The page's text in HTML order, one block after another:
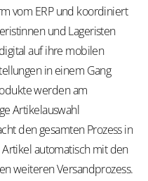
vom ERP und koordiniert
und Lageristen
auf ihre mobilen
in einem Gang
werden am
Artikelauswahl
den gesamten Prozess in
automatisch mit den
weiteren Versandprozess.